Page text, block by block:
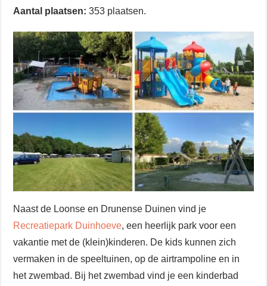
Aantal plaatsen:353 plaatsen.
Naast de Loonse en Drunense Duinen vind je
Recreatiepark Duinhoeve, een heerlijk park voor een
vakantie met de (klein)kinderen. De kids kunnen zich
vermaken in de speeltuinen, op de airtrampoline en in
het zwembad. Bij het zwembad vind je een kinderbad